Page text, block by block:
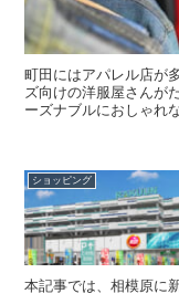
町田にはアパレル店が
ズ向けの洋服屋さんが
ーズナブルにおしゃれ
ショッピング
本記事では、相模原に